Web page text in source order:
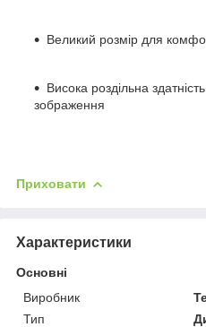
Великий розмір для
Висока роздільна
зображення
Приховати
Характеристики
Основні
Виробник
Тип